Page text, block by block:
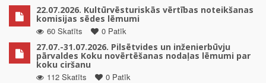
22.07.2026. Kultūrvēsturiskās vērtības noteikšanas
komisijas sēdes lēmumi
60 Skatīts
0 Patīk
27.07.-31.07.2026. Pilsētvides un inženierbūvju
pārvaldes Koku novērtēšanas nodaļas lēmumi par
koku ciršanu
112 Skatīts
0 Patīk